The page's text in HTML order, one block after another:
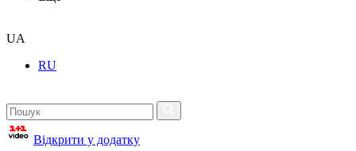
UA
RU
Відкрити у додатку